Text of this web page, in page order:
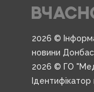
2026 ©
новини
2026 © ГО